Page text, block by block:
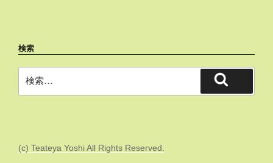
検索
(c) Teateya Yoshi All Rights Reserved.